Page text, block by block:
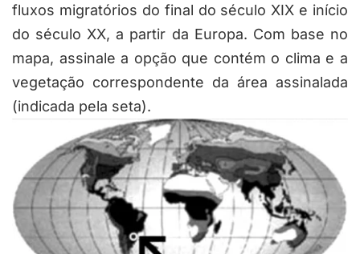
fluxos migratórios do final do século XIX e início
do século XX, a partir da Europa. Com base no
mapa, assinale a opção que contém o clima e a
vegetação correspondente da área assinalada
(indicada pela seta).